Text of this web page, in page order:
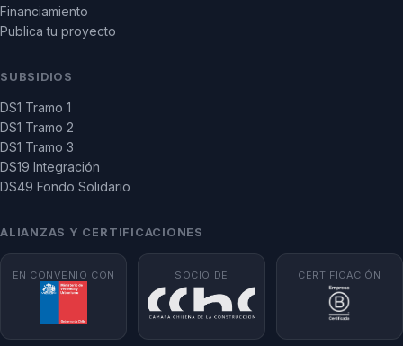
Financiamiento
Publica tu proyecto
SUBSIDIOS
DS1 Tramo 1
DS1 Tramo 2
DS1 Tramo 3
DS19 Integración
DS49 Fondo Solidario
ALIANZAS Y CERTIFICACIONES
EN CONVENIO CON SOCIO DE CERTIFICACIÓN